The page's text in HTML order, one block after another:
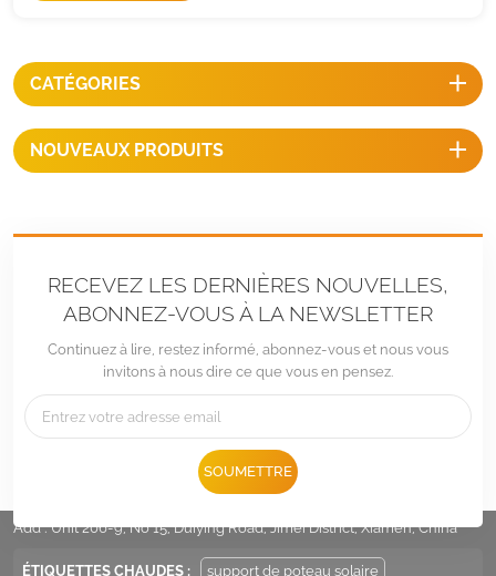
CATÉGORIES
NOUVEAUX PRODUITS
RECEVEZ LES DERNIÈRES NOUVELLES,
ABONNEZ-VOUS À LA NEWSLETTER
Continuez à lire, restez informé, abonnez-vous et nous vous
invitons à nous dire ce que vous en pensez.
SOUMETTRE
Sales@LandpowerSolar.com
Add : Unit 206-9, No 15, Duiying Road, Jimei District, Xiamen, China
ÉTIQUETTES CHAUDES : support de poteau solaire